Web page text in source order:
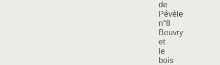
de
Pévèle
n°8
Beuvry
et
le
bois